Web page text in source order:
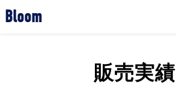
Bloom
販売実績